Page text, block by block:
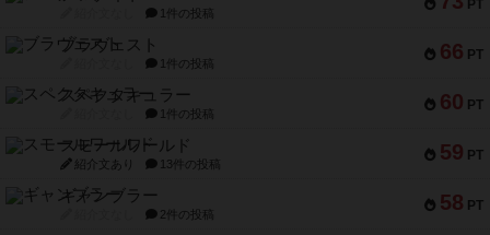
PT
1件の投稿
66 PT
ブラヴェスト
1件の投稿
60 PT
スペクタキュラー
1件の投稿
59 PT
スモールワールド
紹介文あり 13件の投稿
58 PT
ギャンブラー
2件の投稿